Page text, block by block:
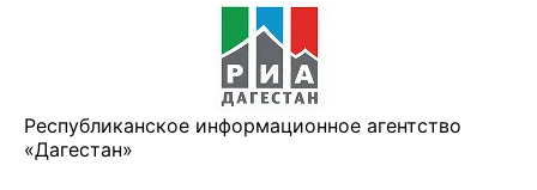
Республиканское информационное агентство
«Дагестан»